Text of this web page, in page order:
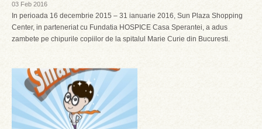
03 Feb 2016
In perioada 16 decembrie 2015 – 31 ianuarie 2016, Sun Plaza Shopping
Center, in parteneriat cu Fundatia HOSPICE Casa Sperantei, a adus
zambete pe chipurile copiilor de la spitalul Marie Curie din Bucuresti.